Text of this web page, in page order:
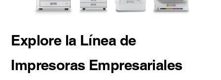
Explore la Línea de
Impresoras Empresariales